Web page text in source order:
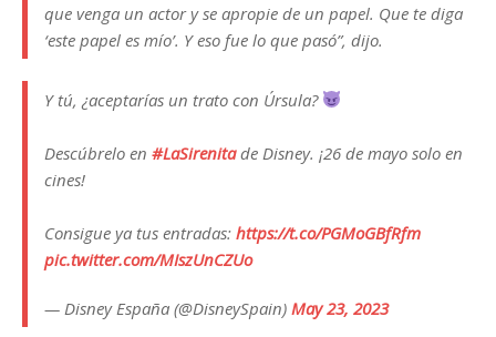
que venga un actor y se apropie de un papel. Que te diga
‘este papel es mío’. Y eso fue lo que pasó”, dijo.
Y tú, ¿aceptarías un trato con Úrsula?
Descúbrelo en #LaSirenitade Disney. ¡26 de mayo solo en
cines!
Consigue ya tus entradas: https://t.co/PGMoGBfRfm
pic.twitter.com/MIszUnCZUo
— Disney España (@DisneySpain) May 23, 2023